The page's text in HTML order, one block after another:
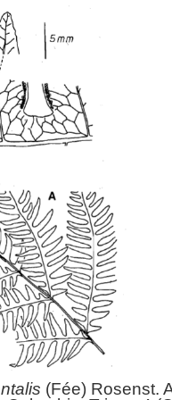
(Fée) Rosenst.